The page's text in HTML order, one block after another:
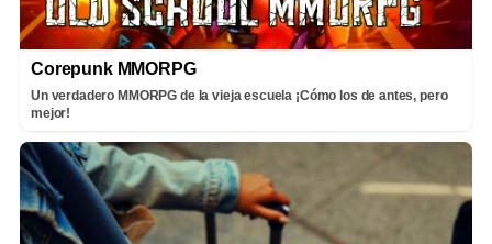
Corepunk MMORPG
Un verdadero MMORPG de la vieja escuela ¡Cómo los de antes, pero
mejor!